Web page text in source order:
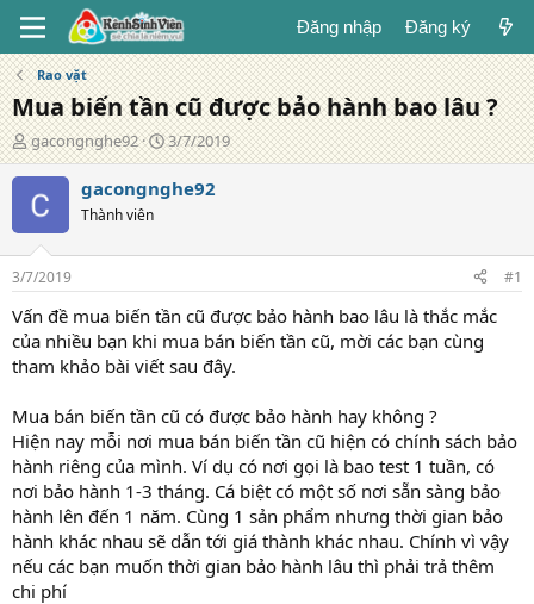
Đăng nhập Đăng ký
Rao vặt
Mua biến tần cũ được bảo hành bao lâu ?
T
á
c
g
ả
gacongnghe92
N
g
à
y
g
3/7/2019
gacongnghe92
Thành viên
3/7/2019 #1
Vấn đề mua biến tần cũ được bảo hành bao lâu là thắc mắc
của nhiều bạn khi mua bán biến tần cũ, mời các bạn cùng
tham khảo bài viết sau đây.
Mua bán biến tần cũ có được bảo hành hay không ?
Hiện nay mỗi nơi mua bán biến tần cũ hiện có chính sách bảo
hành riêng của mình. Ví dụ có nơi gọi là bao test 1 tuần, có
nơi bảo hành 1-3 tháng. Cá biệt có một số nơi sẵn sàng bảo
hành lên đến 1 năm. Cùng 1 sản phẩm nhưng thời gian bảo
hành khác nhau sẽ dẫn tới giá thành khác nhau. Chính vì vậy
nếu các bạn muốn thời gian bảo hành lâu thì phải trả thêm
chi phí